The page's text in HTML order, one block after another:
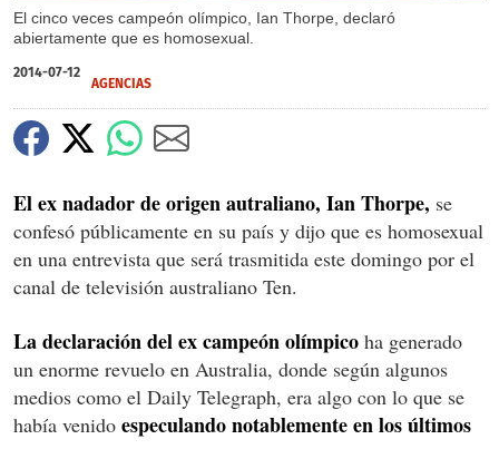
El cinco veces campeón olímpico, Ian Thorpe, declaró
abiertamente que es homosexual.
2014-07-12
AGENCIAS
El ex nadador de origen autraliano, Ian Thorpe, se
confesó públicamente en su país y dijo que es homosexual
en una entrevista que será trasmitida este domingo por el
canal de televisión australiano Ten.
La declaración del ex campeón olímpico ha generado
un enorme revuelo en Australia, donde según algunos
medios como el Daily Telegraph, era algo con lo que se
había venido especulando notablemente en los últimos